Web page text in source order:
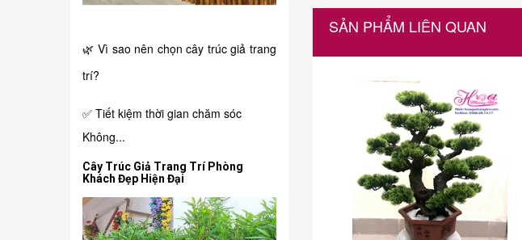
SẢN PHẨM LIÊN QUAN
🌿 Vì sao nên chọn cây trúc giả trang
trí?
✅ Tiết kiệm thời gian chăm sóc
Không...
Cây Trúc Giả Trang Trí Phòng
Khách Đẹp Hiện Đại